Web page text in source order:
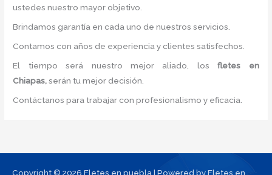
ustedes nuestro mayor objetivo.
Brindamos garantía en cada uno de nuestros servicios.
Contamos con años de experiencia y clientes satisfechos.
El tiempo será nuestro mejor aliado, losfletes en
Chiapas,serán tu mejor decisión.
Contáctanos para trabajar con profesionalismo y eficacia.
Copyright © 2026 Fletes en puebla | Powered by Fletes en